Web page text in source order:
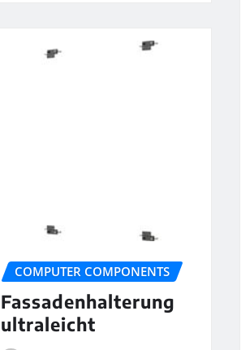
COMPUTER COMPONENTS
Fassadenhalterung
ultraleicht